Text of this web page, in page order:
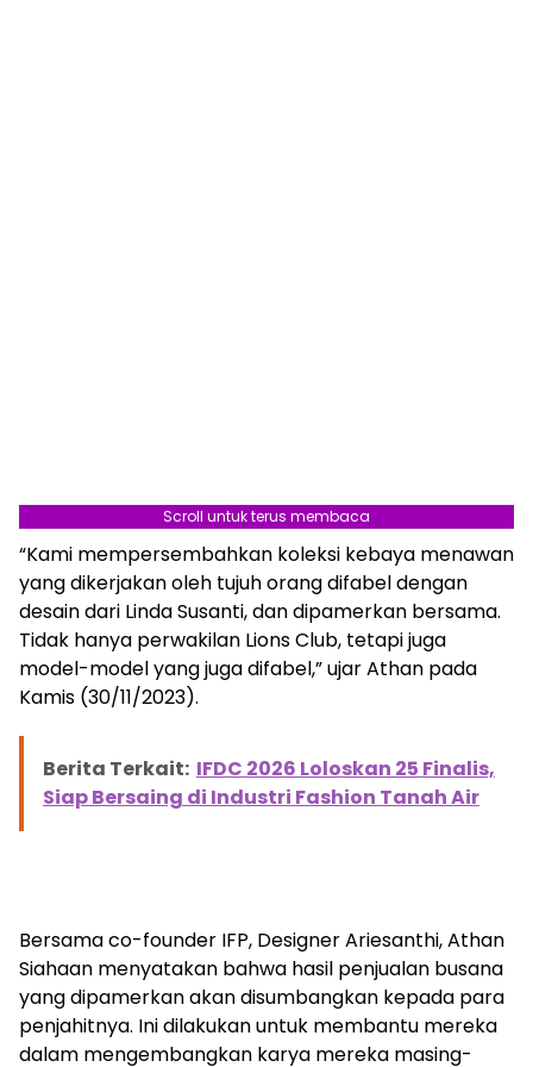
Scroll untuk terus membaca
“Kami mempersembahkan koleksi kebaya menawan
yang dikerjakan oleh tujuh orang difabel dengan
desain dari Linda Susanti, dan dipamerkan bersama.
Tidak hanya perwakilan Lions Club, tetapi juga
model-model yang juga difabel,” ujar Athan pada
Kamis (30/11/2023).
Berita Terkait: IFDC 2026 Loloskan 25 Finalis,
Siap Bersaing di Industri Fashion Tanah Air
Bersama co-founder IFP, Designer Ariesanthi, Athan
Siahaan menyatakan bahwa hasil penjualan busana
yang dipamerkan akan disumbangkan kepada para
penjahitnya. Ini dilakukan untuk membantu mereka
dalam mengembangkan karya mereka masing-